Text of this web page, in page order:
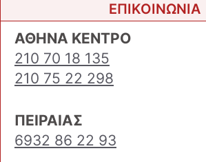
ΕΠΙΚΟΙΝΩΝΙΑ
ΑΘΗΝΑ ΚΕΝΤΡΟ
210 70 18 135
210 75 22 298
ΠΕΙΡΑΙΑΣ
6932 86 22 93